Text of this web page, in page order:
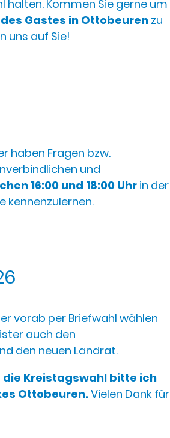
Kommen Sie gerne um
Gastes in Ottobeurenzu
uns auf Sie!
haben Fragen bzw.
und
16:00 und 18:00Uhr in der
kennenzulernen.
vorab per Briefwahl wählen
auch den
den neuen Landrat.
Kreistagswahl bitte ich
Ottobeuren.Vielen Dank für